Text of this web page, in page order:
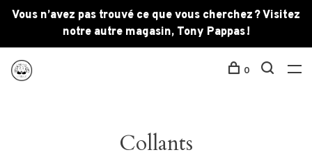
Vous n’avez pas trouvé ce que vous cherchez ? Visitez
notre autre magasin, Tony Pappas !
0
Collants